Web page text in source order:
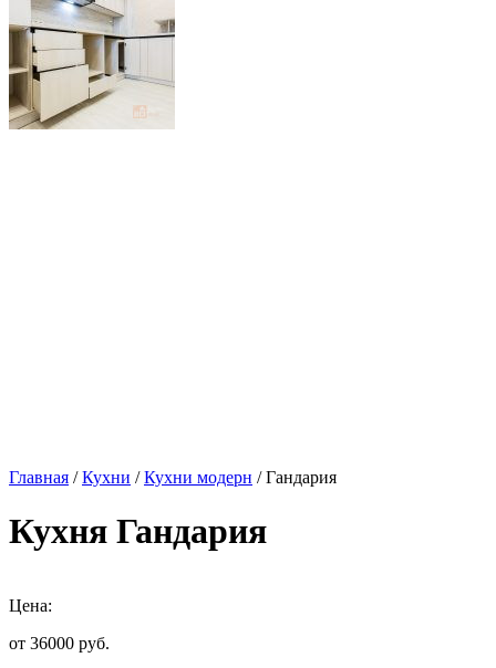
Главная /Кухни /Кухни модерн / Гандария
Кухня Гандария
Цена:
от 36000 руб.